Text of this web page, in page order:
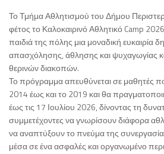
Το Τμήμα Αθλητισμού του Δήμου
φέτος το Καλοκαιρινό Αθλητικό Camp
παιδιά της πόλης μια μοναδική ευκαιρία
απασχόλησης, άθλησης και ψυχαγωγίας
θερινών διακοπών.
Το πρόγραμμα απευθύνεται σε μαθητές
2014 έως και το 2019 και θα
έως τις 17 Ιουλίου 2026, δίνοντας τη
συμμετέχοντες να γνωρίσουν διάφορα
να αναπτύξουν το πνεύμα της
μέσα σε ένα ασφαλές και οργανωμένο